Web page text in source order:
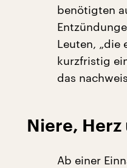
benötigten
Leuten, „die
kurzfristig
das
Niere,
Ab einer